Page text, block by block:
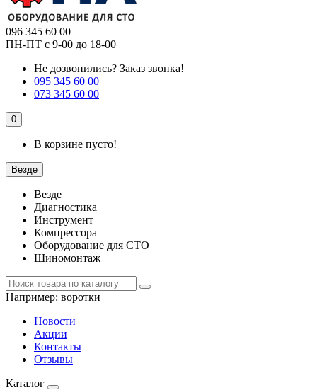
096 345 60 00
ПН-ПТ с 9-00 до 18-00
Не дозвонились? Заказ звонка!
095 345 60 00
073 345 60 00
0
В корзине пусто!
Везде
Везде
Диагностика
Инструмент
Компрессора
Оборудование для СТО
Шиномонтаж
Например: воротки
Новости
Акции
Контакты
Отзывы
Каталог